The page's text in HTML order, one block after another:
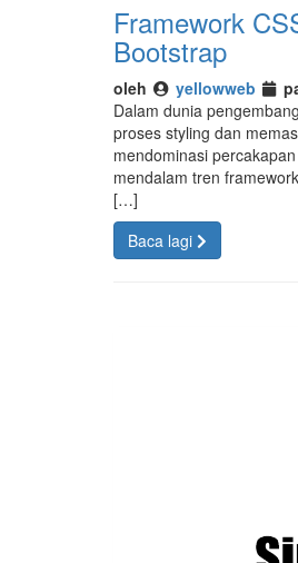
Framework
Bootstrap
oleh yellowweb
Dalam dunia
proses styling dan
mendominasi
mendalam tren
[…]
Baca lagi